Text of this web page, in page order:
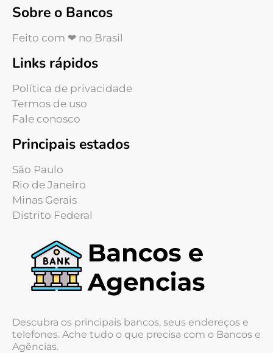
Sobre o Bancos
Feito com ❤ no Brasil
Links rápidos
Política de privacidade
Termos de uso
Fale conosco
Principais estados
São Paulo
Rio de Janeiro
Minas Gerais
Distrito Federal
Descubra os principais bancos, seus endereços e
telefones. Ache tudo o que precisa com o Bancos e
Agências.